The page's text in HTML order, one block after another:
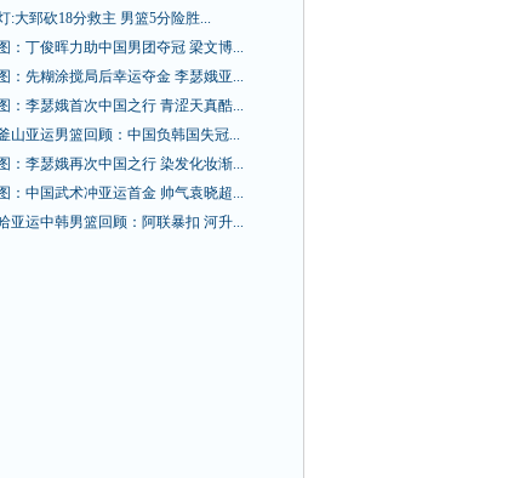
:大郅砍18分救主 男篮5分险胜...
：丁俊晖力助中国男团夺冠 梁文博...
：先糊涂搅局后幸运夺金 李瑟娥亚...
：李瑟娥首次中国之行 青涩天真酷...
山亚运男篮回顾：中国负韩国失冠...
：李瑟娥再次中国之行 染发化妆渐...
：中国武术冲亚运首金 帅气袁晓超...
亚运中韩男篮回顾：阿联暴扣 河升...